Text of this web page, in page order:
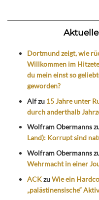
Dortmund zeigt, wie
Willkommen im
du mein einst so
geworden?
Alfzu 15 Jahre unter
durch anderthalb
Wolfram Obermanns
Land): Korrupt sind
Wolfram Obermanns
Wehrmacht in einer
ACKzuWie ein
„palästinensische“